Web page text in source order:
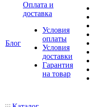
Блог
Оплата и
доставка
Условия
оплаты
Условия
доставки
Гарантия
на товар